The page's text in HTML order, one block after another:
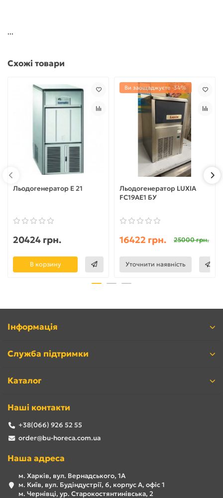
...
Схожі товари
Льодогенератор E 21
20424 грн.
В корзину
Ви заощаджуєте -34%
Льодогенератор LUXIA
FC19AE1 БУ
16422 грн. 25000 грн.
Уточнити наявність
Інформація
Служба підтримки
Каталог
Наші контакти
+38(066) 926 52 55
order@bu-horeca.com.ua
Наша адреса
м. Харків, вул. Вернадського, 1А
м. Київ, вул. Будіндустрії, 6, корпус А, офіс 1
м. Чернівці, ур. Старокостянтинівська, 2